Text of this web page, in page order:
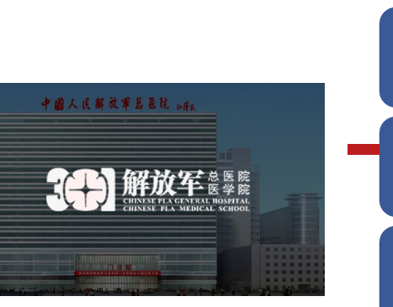
人民解放军总医院 301
医院
医药医疗 医院 医院网站建设 定制开发